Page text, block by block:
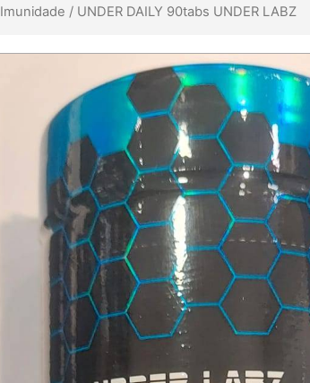
Imunidade / UNDER DAILY 90tabs UNDER LABZ